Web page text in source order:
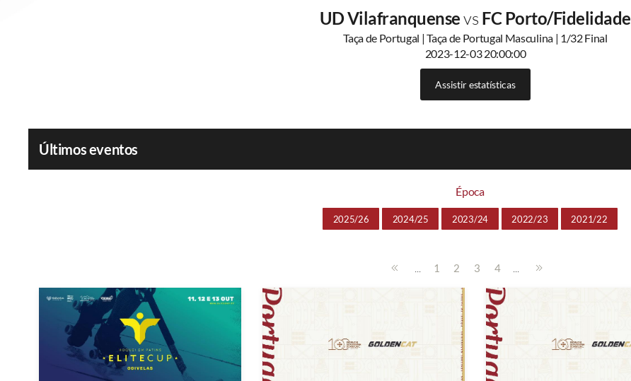
UD Vilafranquensevs FC Porto/Fidelidade
Taça de Portugal | Taça de Portugal Masculina | 1/32 Final
2023-12-03 20:00:00
Assistir estatísticas
Últimos eventos
Época
2025/26 2024/25 2023/24 2022/23 2021/22
... 1 2 3 4 ...